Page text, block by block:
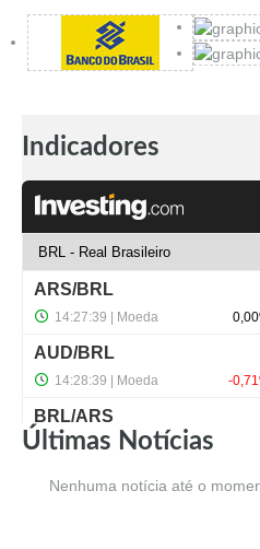
Indicadores
Últimas Notícias
Nenhuma notícia até o